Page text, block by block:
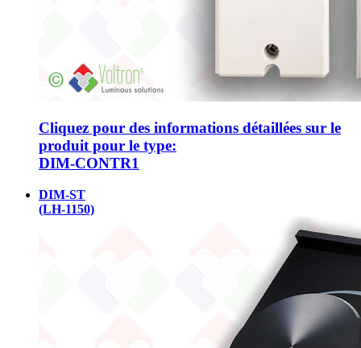
Cliquez pour des informations détaillées sur le
produit pour le type:
DIM-CONTR1
DIM-ST
(LH-1150)